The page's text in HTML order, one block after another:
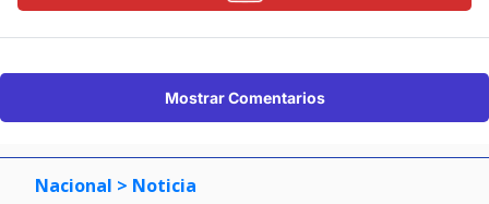
Mostrar Comentarios
Nacional > Noticia